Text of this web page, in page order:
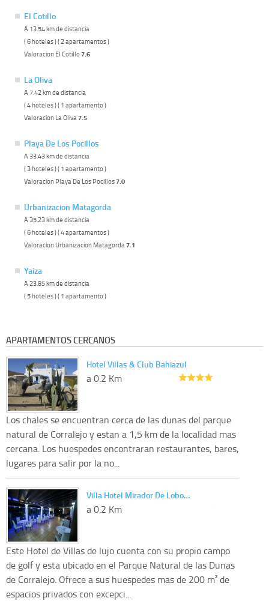
El Cotillo
A 13.54 km de distancia
( 6 hoteles ) ( 2 apartamentos )
Valoracion El Cotillo7.6
La Oliva
A 7.42 km de distancia
( 4 hoteles ) ( 1 apartamento )
Valoracion La Oliva 7.5
Playa De Los Pocillos
A 33.43 km de distancia
( 3 hoteles ) ( 1 apartamento )
Valoracion Playa De Los Pocillos7.0
Urbanizacion Matagorda
A 35.23 km de distancia
( 6 hoteles ) ( 4 apartamentos )
Valoracion Urbanizacion Matagorda 7.1
Yaiza
A 23.85 km de distancia
( 5 hoteles ) ( 1 apartamento )
APARTAMENTOS CERCANOS
Hotel Villas & Club Bahiazul
a 0.2 Km
Los chales se encuentran cerca de las dunas del parque
natural de Corralejo y estan a 1,5 km de la localidad mas
cercana. Los huespedes encontraran restaurantes, bares,
lugares para salir por la no...
Villa Hotel Mirador De Lobo…
a 0.2 Km
Este Hotel de Villas de lujo cuenta con su propio campo
de golf y esta ubicado en el Parque Natural de las Dunas
de Corralejo. Ofrece a sus huespedes mas de 200 m² de
espacios privados con excepci...